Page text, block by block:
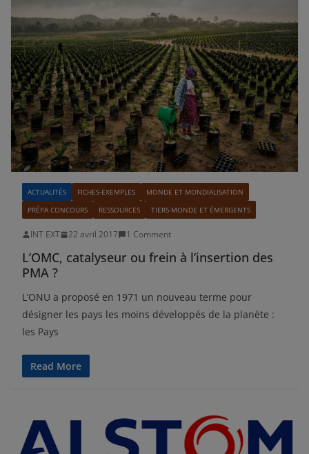
ACTUALITÉS FICHES-EXEMPLES
MONDE ET MONDIALISATION
PRÉPA CONCOURS
RESSOURCES TIERS-MONDE ET ÉMERGENTS
INT EXT 22 avril 2017 1 Comment
L’OMC, catalyseur ou frein à l’insertion des
PMA ?
L’ONU a proposé en 1971 un nouveau terme pour
désigner les pays les moins développés de la planète :
les Pays
Read More